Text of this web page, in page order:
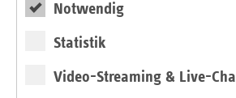
Notwendig
Statistik
Video-Streaming & Live-
Die Medizinischen Dienste sind